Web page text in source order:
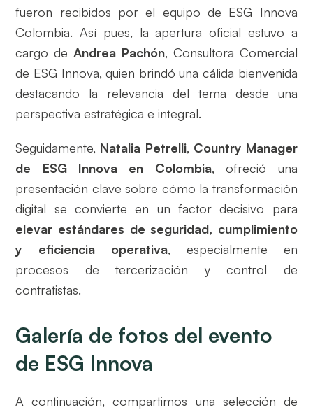
fueron recibidos por el equipo de ESG Innova
Colombia. Así pues, la apertura oficial estuvo a
cargo deAndrea Pachón, Consultora Comercial
de ESG Innova, quien brindó una cálida bienvenida
destacando la relevancia del tema desde una
perspectiva estratégica e integral.
Seguidamente, Natalia Petrelli, Country Manager
de ESG Innova en Colombia, ofreció una
presentación clave sobre cómo la transformación
digital se convierte en un factor decisivo para
elevar estándares de seguridad, cumplimiento
y eficiencia operativa, especialmente en
procesos de tercerización y control de
contratistas.
Galería de fotos del evento
de ESG Innova
A continuación, compartimos una selección de